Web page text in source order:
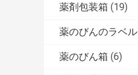
薬剤包装箱 (19)
薬のびんのラベル
薬のびん箱 (6)